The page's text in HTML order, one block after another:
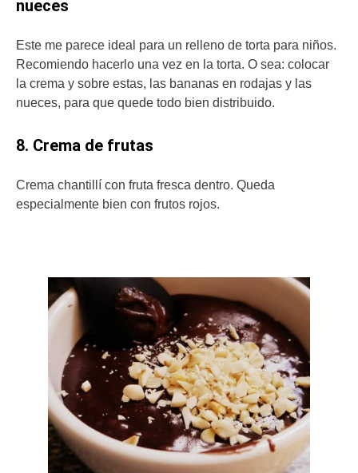
nueces
Este me parece ideal para un relleno de torta para niños.
Recomiendo hacerlo una vez en la torta. O sea: colocar
la crema y sobre estas, las bananas en rodajas y las
nueces, para que quede todo bien distribuido.
8. Crema de frutas
Crema chantillí con fruta fresca dentro. Queda
especialmente bien con frutos rojos.